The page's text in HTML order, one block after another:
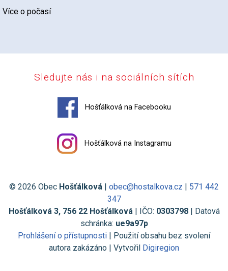
Více o počasí
Sledujte nás i na sociálních sítích
Hošťálková na Facebooku
Hošťálková na Instagramu
© 2026 Obec Hošťálková | obec@hostalkova.cz | 571 442
347
Hošťálková 3, 756 22 Hošťálková| IČO: 0303798| Datová
schránka: ue9a97p
Prohlášení o přístupnosti | Použití obsahu bez svolení
autora zakázáno | Vytvořil Digiregion